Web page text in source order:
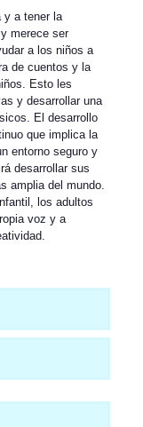
y a tener la
merece ser
a los niños a
de cuentos y la
Esto les
y desarrollar una
El desarrollo
que implica la
entorno seguro y
desarrollar sus
amplia del mundo.
los adultos
voz y a